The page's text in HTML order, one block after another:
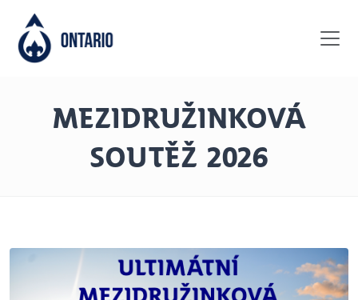
Logo
Mezidružinková
soutěž 2026